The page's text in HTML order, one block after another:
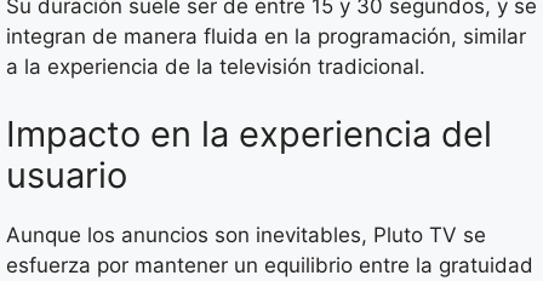
Su duración suele ser de entre 15 y 30 segundos, y se
integran de manera fluida en la programación, similar
a la experiencia de la televisión tradicional.
Impacto en la experiencia del
usuario
Aunque los anuncios son inevitables, Pluto TV se
esfuerza por mantener un equilibrio entre la gratuidad